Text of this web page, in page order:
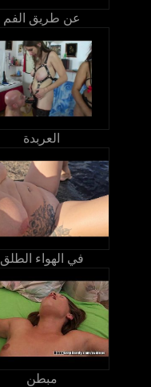
عن طريق الفم
العربدة
في الهواء الطلق
مبطن